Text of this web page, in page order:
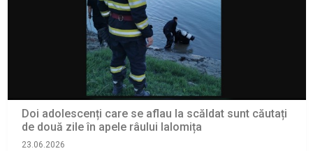
Doi adolescenți care se aflau la scăldat sunt căutați
de două zile în apele râului Ialomița
23.06.2026